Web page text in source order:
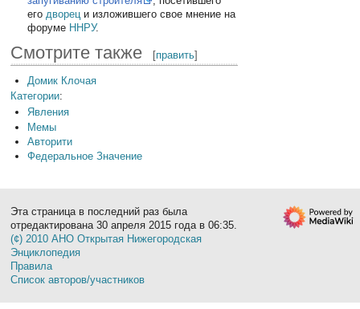
его двореци изложившего свое мнение на
форуме ННРУ.
Смотрите также [править]
Домик Клочая
Категории:
Явления
Мемы
Авторити
Федеральное Значение
Эта страница в последний раз была
отредактирована 30 апреля 2015 года в 06:35.
(¢) 2010 АНО Открытая Нижегородская
Энциклопедия
Правила
Список авторов/участников